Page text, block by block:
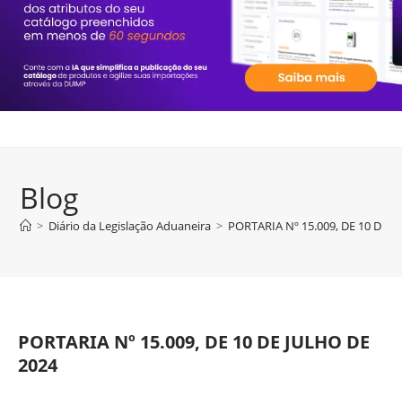
Blog
> Diário da Legislação Aduaneira > PORTARIA Nº 15.009, DE 10 DE
PORTARIA Nº 15.009, DE 10 DE JULHO DE
2024